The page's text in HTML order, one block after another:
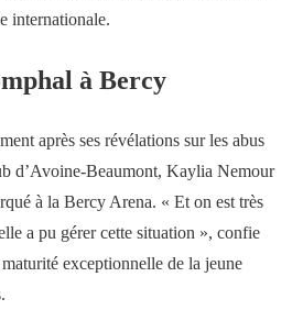
internationale.
à Bercy
après ses révélations sur les abus
d’Avoine-Beaumont, Kaylia Nemour
à la Bercy Arena. « Et on est très
a pu gérer cette situation », confie
exceptionnelle de la jeune